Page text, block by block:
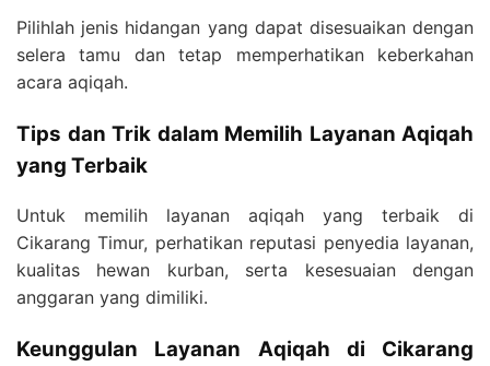
Pilihlah jenis hidangan yang dapat disesuaikan dengan
selera tamu dan tetap memperhatikan keberkahan
acara aqiqah.
Tips dan Trik dalam Memilih Layanan Aqiqah
yang Terbaik
Untuk memilih layanan aqiqah yang terbaik di
Cikarang Timur, perhatikan reputasi penyedia layanan,
kualitas hewan kurban, serta kesesuaian dengan
anggaran yang dimiliki.
Keunggulan Layanan Aqiqah di Cikarang